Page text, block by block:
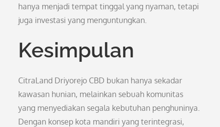
hanya menjadi tempat tinggal yang nyaman, tetapi
juga investasi yang menguntungkan.
Kesimpulan
CitraLand Driyorejo CBD bukan hanya sekadar
kawasan hunian, melainkan sebuah komunitas
yang menyediakan segala kebutuhan penghuninya.
Dengan konsep kota mandiri yang terintegrasi,